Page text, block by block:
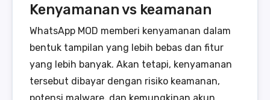
Kenyamanan vs keamanan
WhatsApp MOD memberi kenyamanan dalam
bentuk tampilan yang lebih bebas dan fitur
yang lebih banyak. Akan tetapi, kenyamanan
tersebut dibayar dengan risiko keamanan,
potensi malware, dan kemungkinan akun